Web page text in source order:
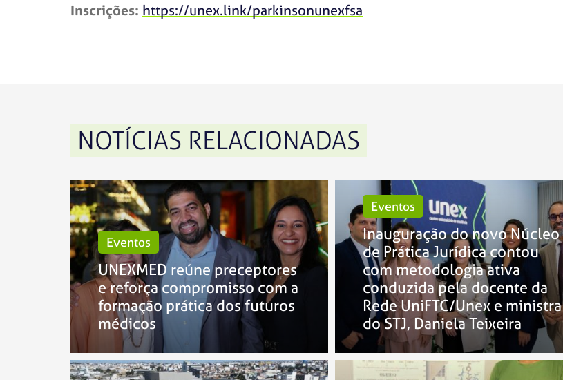
Inscrições: https://unex.link/parkinsonunexfsa
NOTÍCIAS RELACIONADAS
Eventos
UNEXMED reúne preceptores
e reforça compromisso com a
formação prática dos futuros
médicos
Eventos
Inauguração do novo Núcleo
de Prática Jurídica contou
com metodologia ativa
conduzida pela docente da
Rede UniFTC/Unex e ministra
do STJ, Daniela Teixeira